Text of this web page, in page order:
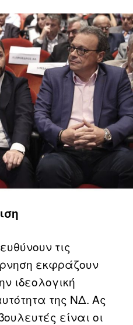
τις
εκφράζουν
ιδεολογική
της ΝΔ. Ας
είναι οι